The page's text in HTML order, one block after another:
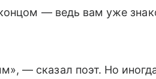
концом — ведь вам уже
— сказал поэт. Но